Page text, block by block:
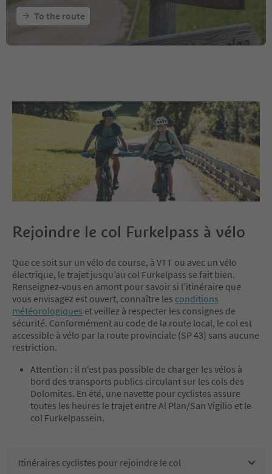
To the route
Rejoindre le col Furkelpass à vélo
Que ce soit sur un vélo de course, à VTT ou avec un vélo
électrique, le trajet jusqu’au col Furkelpass se fait bien.
Renseignez-vous en amont pour savoir si l’itinéraire que
vous envisagez est ouvert, connaître les conditions
météorologiques et veillez à respecter les consignes de
sécurité. Conformément au code de la route local, le col est
accessible à vélo par la route provinciale (SP 43) sans aucune
restriction.
Attention : il n’est pas possible de charger les vélos à
bord des transports publics circulant sur les cols des
Dolomites. En été, une navette pour cyclistes assure
toutes les heures le trajet entre Al Plan/San Vigilio et le
col Furkelpassein.
Itinéraires cyclistes pour rejoindre le col